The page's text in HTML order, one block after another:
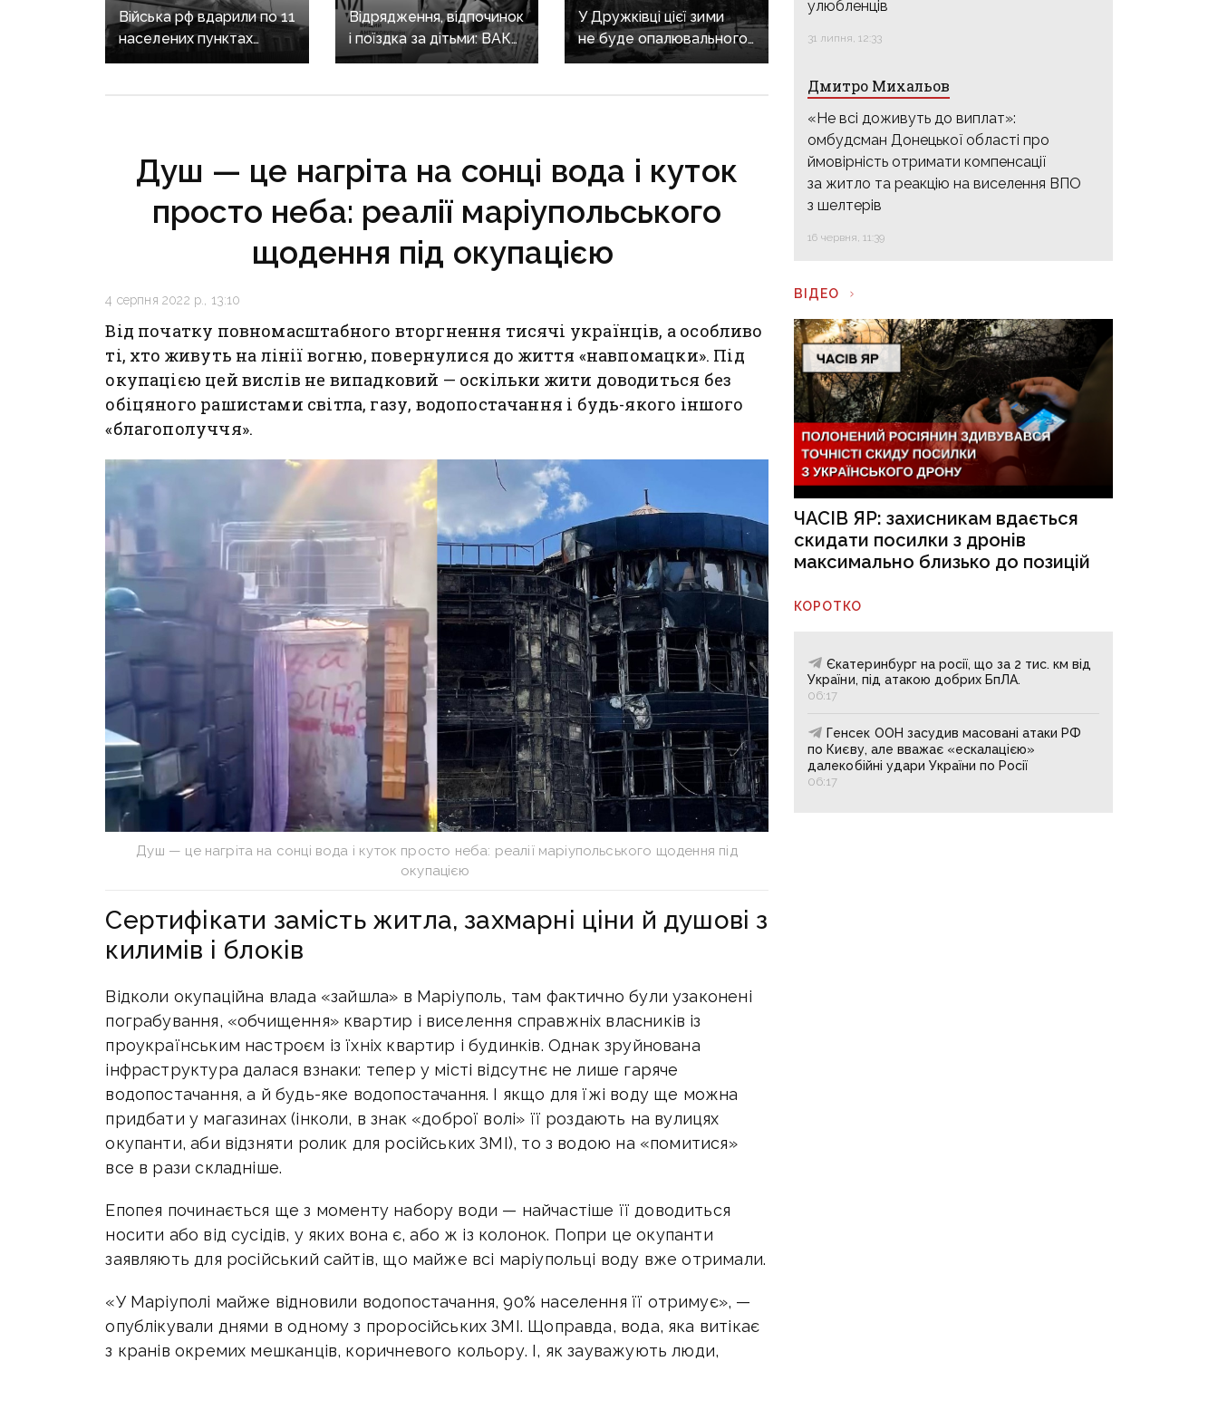
Війська рф вдарили по 11
населених пунктах
Донеччини: одна людина
Відрядження, відпочинок
і поїздка за дітьми: ВАКС
знову відмовив
У Дружківці цієї зими
не буде опалювального
сезону: фронт
Душ — це нагріта на сонці вода і куток
просто неба: реалії маріупольського
щодення під окупацією
4 серпня 2022 р., 13:10
Від початку повномасштабного вторгнення тисячі українців, а особливо
ті, хто живуть на лінії вогню, повернулися до життя «навпомацки». Під
окупацією цей вислів не випадковий — оскільки жити доводиться без
обіцяного рашистами світла, газу, водопостачання і будь-якого іншого
«благополуччя».
Душ — це нагріта на сонці вода і куток просто неба: реалії маріупольського щодення під
окупацією
Сертифікати замість житла, захмарні ціни й душові з
килимів і блоків
Відколи окупаційна влада «зайшла» в Маріуполь, там фактично були узаконені
пограбування, «обчищення» квартир і виселення справжніх власників із
проукраїнським настроєм із їхніх квартир і будинків. Однак зруйнована
інфраструктура далася взнаки: тепер у місті відсутнє не лише гаряче
водопостачання, а й будь-яке водопостачання. І якщо для їжі воду ще можна
придбати у магазинах (інколи, в знак «доброї волі» її роздають на вулицях
окупанти, аби відзняти ролик для російських ЗМІ), то з водою на «помитися»
все в рази складніше.
Епопея починається ще з моменту набору води — найчастіше її доводиться
носити або від сусідів, у яких вона є, або ж із колонок. Попри це окупанти
заявляють для російський сайтів, що майже всі маріупольці воду вже отримали.
«У Маріуполі майже відновили водопостачання, 90% населення її отримує», —
опублікували днями в одному з проросійських ЗМІ. Щоправда, вода, яка витікає
з кранів окремих мешканців, коричневого кольору. І, як зауважують люди,
улюбленців
31 липня, 12:33
Дмитро Михальов
«Не всі доживуть до виплат»:
омбудсман Донецької області про
ймовірність отримати компенсації
за житло та реакцію на виселення ВПО
з шелтерів
16 червня, 11:39
ВІДЕО
ЧАСІВ ЯР: захисникам вдається
скидати посилки з дронів
максимально близько до позицій
КОРОТКО
Єкатеринбург на росії, що за 2 тис. км від
України, під атакою добрих БпЛА.
06:17
Генсек ООН засудив масовані атаки РФ
по Києву, але вважає «ескалацією»
далекобійні удари України по Росії
06:17